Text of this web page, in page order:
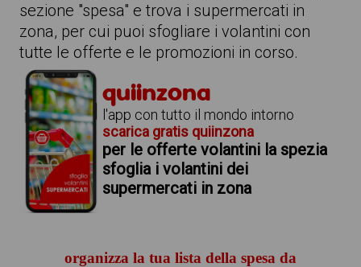
sezione "spesa" e trova i supermercati in
zona, per cui puoi sfogliare i volantini con
tutte le offerte e le promozioni in corso.
quiinzona
l'app con tutto il mondo intorno
scarica gratis quiinzona
per le offerte volantini la spezia
sfoglia i volantini dei
supermercati in zona
organizza la tua lista della spesa da